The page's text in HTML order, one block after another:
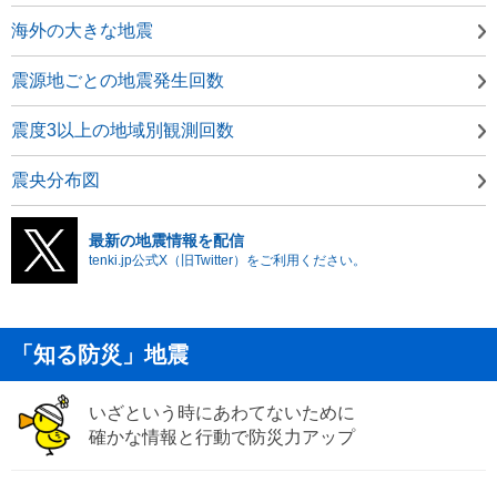
海外の大きな地震
震源地ごとの地震発生回数
震度3以上の地域別観測回数
震央分布図
最新の地震情報を配信
tenki.jp公式X（旧Twitter）をご利用ください。
「知る防災」地震
いざという時にあわてないために
確かな情報と行動で防災力アップ